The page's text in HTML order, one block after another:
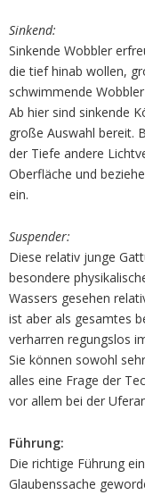
Sinkend:
Sinkende Wobbler
die tief hinab wollen,
schwimmende
Ab hier sind sinkende
große Auswahl bereit.
der Tiefe andere
Oberfläche und
ein.
Suspender:
Diese relativ junge
besondere
Wassers gesehen
ist aber als gesamtes
verharren regungslos
Sie können sowohl
alles eine Frage der
vor allem bei der
Führung:
Die richtige Führung
Glaubenssache